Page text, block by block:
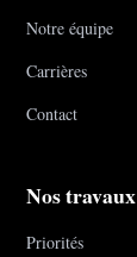
Notre équipe
Carrières
Contact
Nos travaux
Priorités